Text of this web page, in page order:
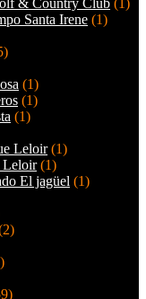
& Country Club (1)
Santa Irene (1)
(1)
(1)
(1)
Leloir(1)
Leloir(1)
El jagüel (1)